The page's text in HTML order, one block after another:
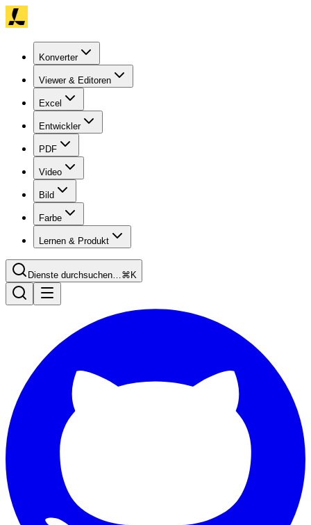
Konverter
Viewer & Editoren
Excel
Entwickler
PDF
Video
Bild
Farbe
Lernen & Produkt
Dienste durchsuchen…⌘K